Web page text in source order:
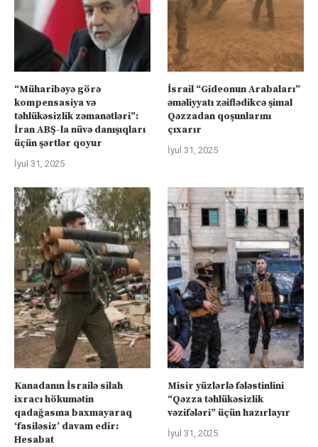
“Müharibəyə görə
kompensasiya və
təhlükəsizlik zəmanətləri”:
İran ABŞ-la nüvə danışıqları
üçün şərtlər qoyur
İyul 31, 2025
İsrail “Gideonun Arabaları”
əməliyyatı zəiflədikcə şimal
Qəzzadan qoşunlarını
çıxarır
İyul 31, 2025
Kanadanın İsrailə silah
ixracı hökumətin
qadağasına baxmayaraq
‘fasiləsiz’ davam edir:
Hesabat
Misir yüzlərlə fələstinlini
“Qəzza təhlükəsizlik
vəzifələri” üçün hazırlayır
İyul 31, 2025